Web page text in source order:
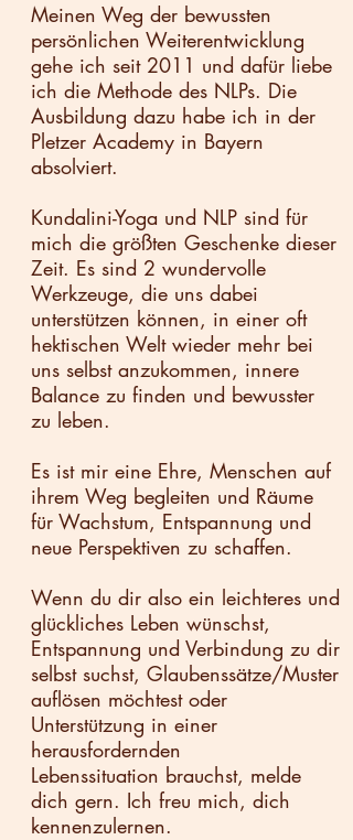
Meinen Weg der bewussten
persönlichen Weiterentwicklung
gehe ich seit 2011 und dafür liebe
ich die Methode des NLPs. Die
Ausbildung dazu habe ich in der
Pletzer Academy in Bayern
absolviert.
Kundalini-Yoga und NLP sind für
mich die größten Geschenke dieser
Zeit. Es sind 2 wundervolle
Werkzeuge, die uns dabei
unterstützen können, in einer oft
hektischen Welt wieder mehr bei
uns selbst anzukommen, innere
Balance zu finden und bewusster
zu leben.
Es ist mir eine Ehre, Menschen auf
ihrem Weg begleiten und Räume
für Wachstum, Entspannung und
neue Perspektiven zu schaffen.
Wenn du dir also ein leichteres und
glückliches Leben wünschst,
Entspannung und Verbindung zu dir
selbst suchst, Glaubenssätze/Muster
auflösen möchtest oder
Unterstützung in einer
herausfordernden
Lebenssituation brauchst, melde
dich gern. Ich freu mich, dich
kennenzulernen.